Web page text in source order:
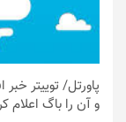
پاورتل/ توییتر خبر
و آن را باگ اعلام